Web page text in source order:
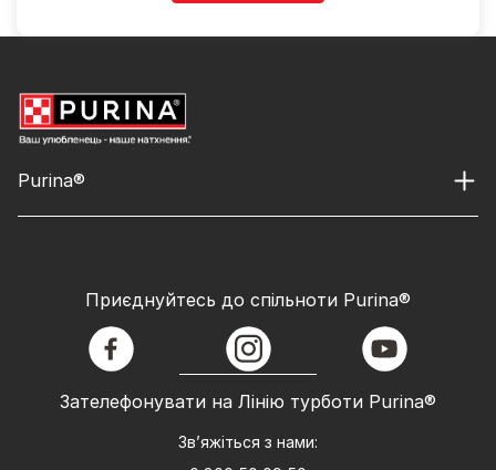
Purina®
Зателефонувати на Лінію турботи Purina®
Зв’яжіться з нами:
Приєднуйтесь до спільноти Purina®
facebook instagram youtube